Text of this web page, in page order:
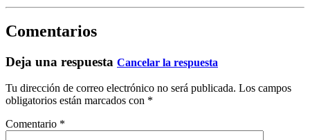
Comentarios
Deja una respuesta Cancelar la respuesta
Tu dirección de correo electrónico no será publicada. Los campos
obligatorios están marcados con *
Comentario *